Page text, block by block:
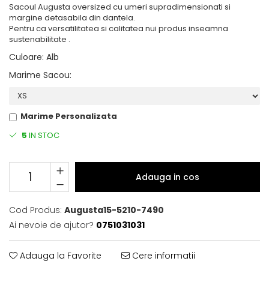
Sacoul Augusta oversized cu umeri supradimensionati si
margine detasabila din dantela.
Pentru ca versatilitatea si calitatea nui produs inseamna
sustenabilitate .
Culoare: Alb
Marime Sacou:
Marime Personalizata
5 IN STOC
Adauga in cos
Cod Produs: Augusta15-5210-7490
Ai nevoie de ajutor? 0751031031
Adauga la Favorite Cere informatii